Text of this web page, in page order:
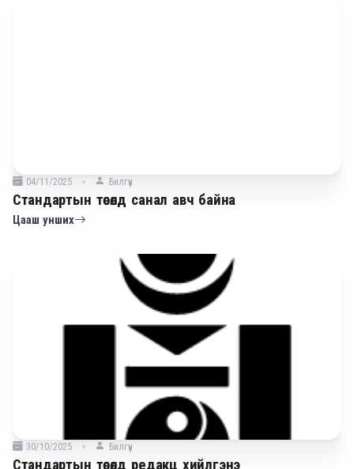
04/11/2025 Билгүүн
Стандартын төсөлд санал авч байна
Цааш унших
30/10/2025 Билгүүн
Стандартын төсөлд редакц хийлгэнэ